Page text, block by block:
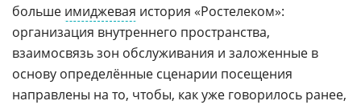
больше имиджевая история «Ростелеком»:
организация внутреннего пространства,
взаимосвязь зон обслуживания и заложенные в
основу определённые сценарии посещения
направлены на то, чтобы, как уже говорилось ранее,